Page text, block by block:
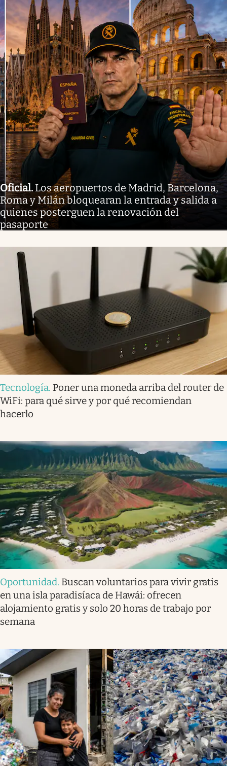
Oficial. Los aeropuertos de Madrid, Barcelona,
Roma y Milán bloquearan la entrada y salida a
quienes posterguen la renovación del
pasaporte
Tecnología. Poner una moneda arriba del router de
WiFi: para qué sirve y por qué recomiendan
hacerlo
Oportunidad. Buscan voluntarios para vivir gratis
en una isla paradisíaca de Hawái: ofrecen
alojamiento gratis y solo 20 horas de trabajo por
semana